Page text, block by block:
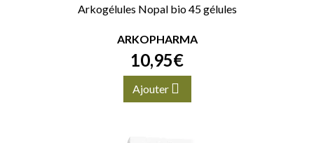
Arkogélules Nopal bio 45 gélules
ARKOPHARMA
10,95€
Ajouter